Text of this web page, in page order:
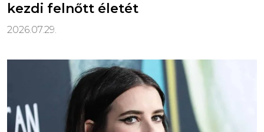
kezdi felnőtt életét
2026.07.29.